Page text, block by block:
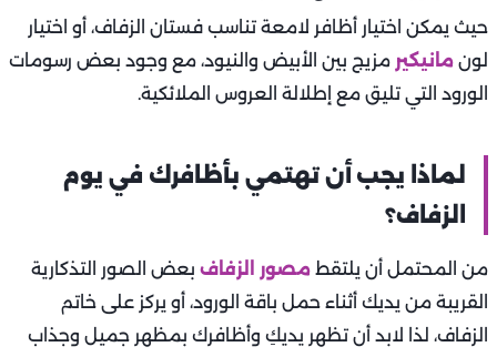
حيث يمكن اختيار أظافر لامعة تناسب فستان الزفاف، أو اختيار
لون مانيكير مزيج بين الأبيض والنيود، مع وجود بعض رسومات
الورود التي تليق مع إطلالة العروس الملائكية.
لماذا يجب أن تهتمي بأظافرك في يوم
الزفاف؟
من المحتمل أن يلتقط مصور الزفاف بعض الصور التذكارية
القريبة من يديك أثناء حمل باقة الورود، أو يركز على خاتم
الزفاف، لذا لابد أن تظهر يديكِ وأظافرك بمظهر جميل وجذاب